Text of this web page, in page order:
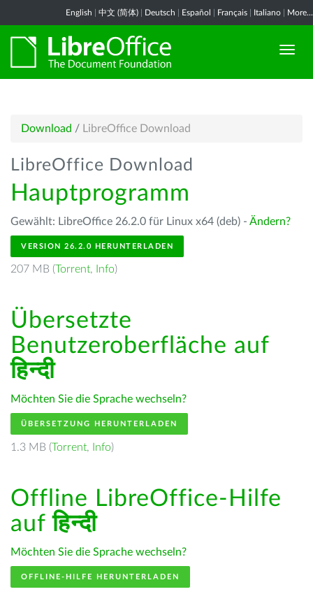
English 中文 (简体) Deutsch Español Français Italiano More...
Download / LibreOffice Download
LibreOffice Download
Hauptprogramm
Gewählt: LibreOffice 26.2.0 für Linux x64 (deb) - Ändern?
VERSION 26.2.0 HERUNTERLADEN
207 MB (Torrent, Info)
Übersetzte
Benutzeroberfläche auf
हिन्दी
Möchten Sie die Sprache wechseln?
ÜBERSETZUNG HERUNTERLADEN
1.3 MB (Torrent, Info)
Offline LibreOffice-Hilfe
aufहिन्दी
Möchten Sie die Sprache wechseln?
OFFLINE-HILFE HERUNTERLADEN